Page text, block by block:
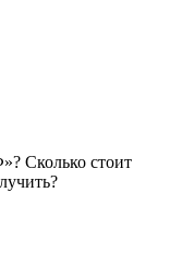
Сколько стоит